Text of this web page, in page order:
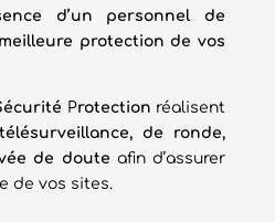
d’un personnel de
protection de vos
Protection réalisent
de ronde,
de doute afin d’assurer
de vos sites.